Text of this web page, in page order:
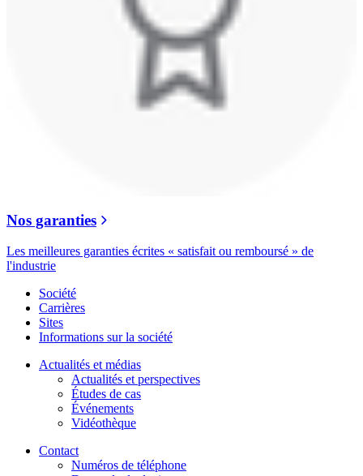
Nos garanties
Les meilleures garanties écrites « satisfait ou remboursé » de
l'industrie
Société
Carrières
Sites
Informations sur la société
Actualités et médias
Actualités et perspectives
Études de cas
Événements
Vidéothèque
Contact
Numéros de téléphone